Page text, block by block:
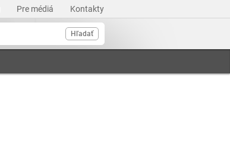
Pre médiá Kontakty
Hľadať